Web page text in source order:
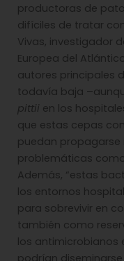
productoras de
difíciles de tratar
Vivas, investigador
Europea del
autores principales
todavía baja
pittii en los
que estas cepas
puedan propagarse
problemáticas
Además, “estas
los entornos
para sobrevivir en
también como
los antimicrobianos